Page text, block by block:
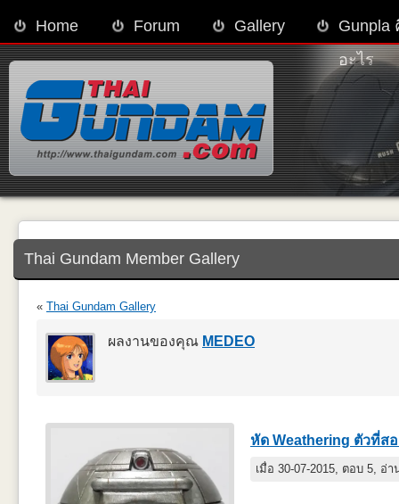
Home Forum Gallery
Gunpla
อะไร
Thai Gundam Member Gallery
« Thai Gundam Gallery
ผลงานของคุณ MEDEO
หัด Weathering ตัวที่ส
เมื่อ 30-07-2015, ตอบ 5, อ่า